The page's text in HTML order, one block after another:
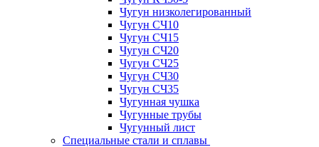
Чугун низколегированный
Чугун СЧ10
Чугун СЧ15
Чугун СЧ20
Чугун СЧ25
Чугун СЧ30
Чугун СЧ35
Чугунная чушка
Чугунные трубы
Чугунный лист
Специальные стали и сплавы